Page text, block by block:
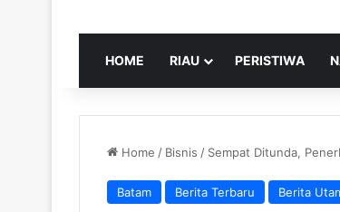
HOME RIAU PERISTIWA
Home / Bisnis / Sempat Ditunda,
Batam Berita Terbaru Berita